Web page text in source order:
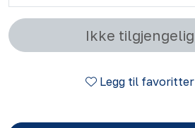
Ikke tilgjengelig
Legg til favoritter